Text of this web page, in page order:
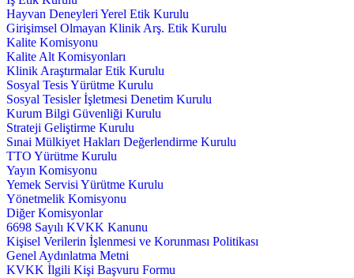
Hayvan Deneyleri Yerel Etik Kurulu
Girişimsel Olmayan Klinik Arş. Etik Kurulu
Kalite Komisyonu
Kalite Alt Komisyonları
Klinik Araştırmalar Etik Kurulu
Sosyal Tesis Yürütme Kurulu
Sosyal Tesisler İşletmesi Denetim Kurulu
Kurum Bilgi Güvenliği Kurulu
Strateji Geliştirme Kurulu
Sınai Mülkiyet Hakları Değerlendirme Kurulu
TTO Yürütme Kurulu
Yayın Komisyonu
Yemek Servisi Yürütme Kurulu
Yönetmelik Komisyonu
Diğer Komisyonlar
6698 Sayılı KVKK Kanunu
Kişisel Verilerin İşlenmesi ve Korunması Politikası
Genel Aydınlatma Metni
KVKK İlgili Kişi Başvuru Formu